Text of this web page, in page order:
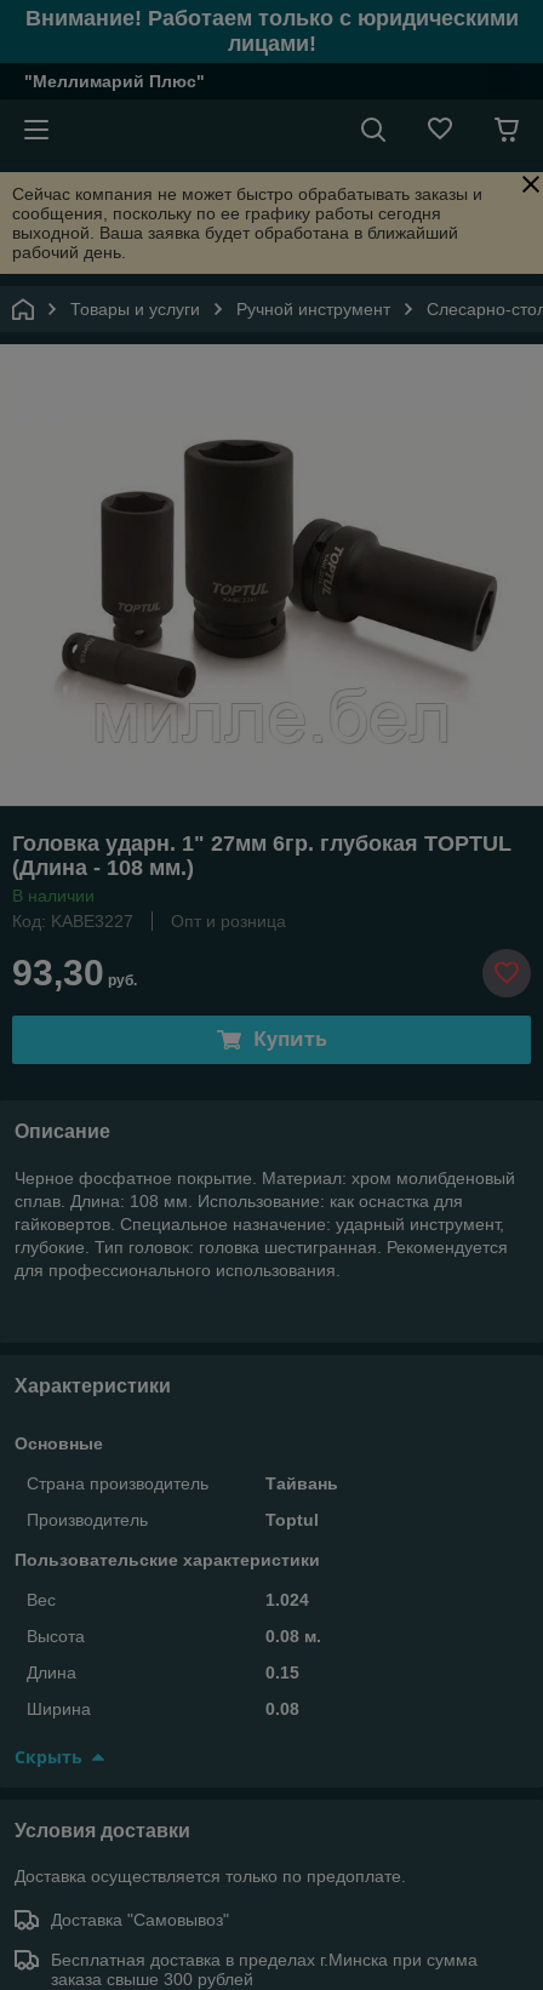
Внимание! Работаем только с юридическими
лицами!
"Меллимарий Плюс"
Сейчас компания не может быстро обрабатывать заказы и
сообщения, поскольку по ее графику работы сегодня
выходной. Ваша заявка будет обработана в ближайший
рабочий день.
Товары и услуги Ручной инструмент Слесарно-
Головка ударн. 1" 27мм 6гр. глубокая TOPTUL
(Длина - 108 мм.)
В наличии
Код: KABE3227
Опт и розница
93,30 руб.
Купить
Описание
Черное фосфатное покрытие. Материал: хром молибденовый
сплав. Длина: 108 мм. Использование: как оснастка для
гайковертов. Специальное назначение: ударный инструмент,
глубокие. Тип головок: головка шестигранная. Рекомендуется
для профессионального использования.
Характеристики
Основные
Страна производитель
Тайвань
Производитель
Toptul
Пользовательские характеристики
Вес
1.024
Высота
0.08 м.
Длина
0.15
Ширина
0.08
Скрыть
Условия доставки
Доставка осуществляется только по предоплате.
Доставка "Самовывоз"
Бесплатная доставка в пределах г.Минска при сумма
заказа свыше 300 рублей